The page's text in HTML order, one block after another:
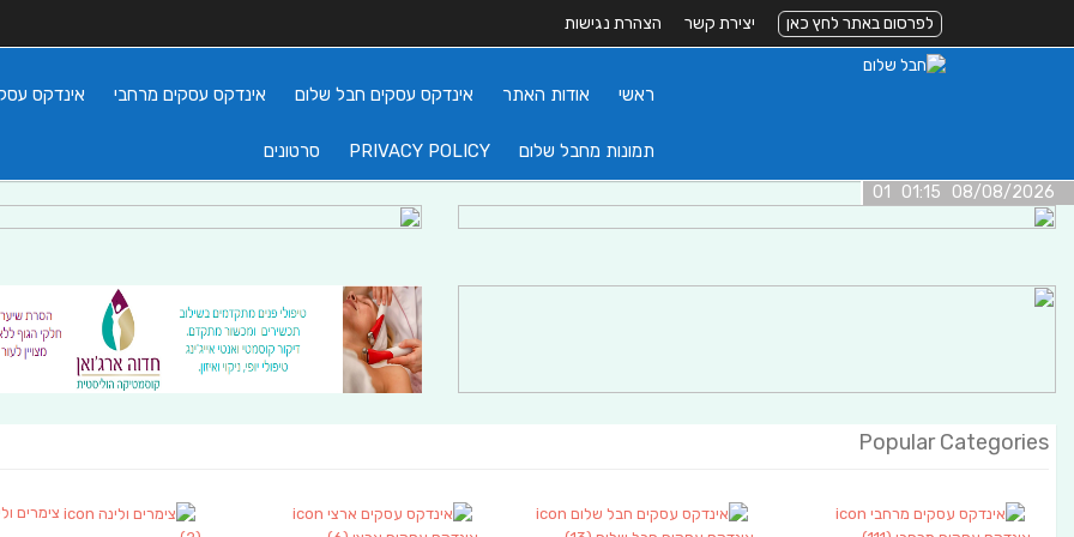
לפרסום באתר לחץ כאן יצירת קשר הצהרת נגישות
ראשי אודות האתר אינדקס עסקים חבל שלום אינדקס עסקים מרחבי אינדקס
תמונות מחבל שלום PRIVACY POLICY סרטונים
08/08/2026 01:15 01
Popular Categories
צימרים